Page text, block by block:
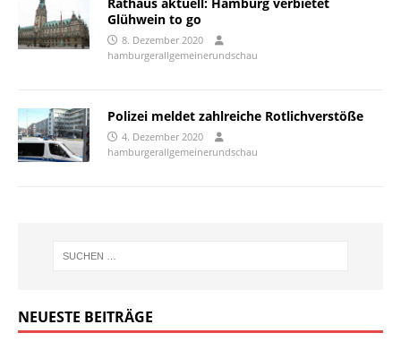
Glühwein to go
8. Dezember 2020
hamburgerallgemeinerundschau
Polizei meldet zahlreiche Rotlichverstöße
4. Dezember 2020
hamburgerallgemeinerundschau
NEUESTE BEITRÄGE